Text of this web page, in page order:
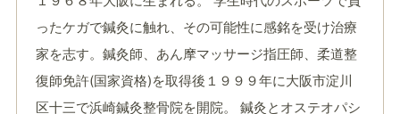
ったケガで鍼灸に触れ、その可能性に感銘を受け治療
家を志す。鍼灸師、あん摩マッサージ指圧師、柔道整
復師免許(国家資格)を取得後１９９９年に大阪市淀川
区十三で浜崎鍼灸整骨院を開院。 鍼灸とオステオパシ